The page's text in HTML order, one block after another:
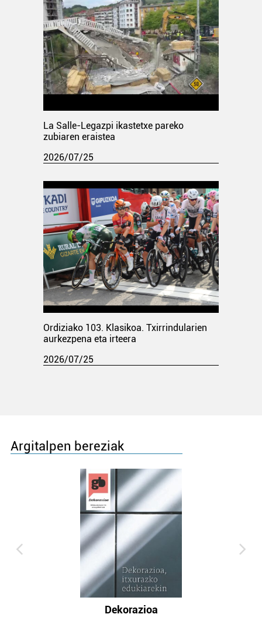
La Salle-Legazpi ikastetxe pareko
zubiaren eraistea
2026/07/25
Ordiziako 103. Klasikoa. Txirrindularien
aurkezpena eta irteera
2026/07/25
Argitalpen bereziak
Dekorazioa